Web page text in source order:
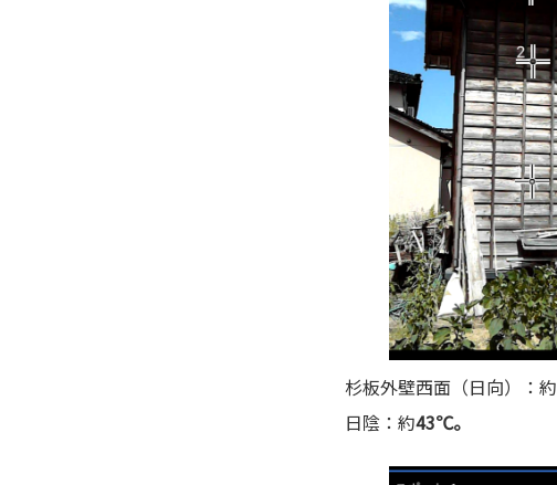
杉板外壁西面（日向）：約
日陰：約43℃。